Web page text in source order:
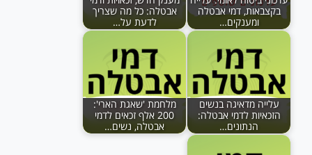
בקצבאות, דמי אבטלה
ומענקים…
אבטלה: כל מה שצריך
לדעת על…
עלייה מדאיגה בנשים
הזכאיות לדמי אבטלה:
הנתונים…
מלחמת 'שאגת הארי':
200 אלף זכאים לדמי
אבטלה, נשים…